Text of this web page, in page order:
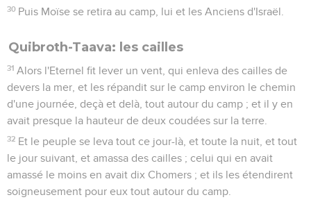
30 Puis Moïse se retira au camp, lui et les Anciens d'Israël.
Quibroth-Taava: les cailles
31 Alors l'Eternel fit lever un vent, qui enleva des cailles de
devers la mer, et les répandit sur le camp environ le chemin
d'une journée, deçà et delà, tout autour du camp ; et il y en
avait presque la hauteur de deux coudées sur la terre.
32 Et le peuple se leva tout ce jour-là, et toute la nuit, et tout
le jour suivant, et amassa des cailles ; celui qui en avait
amassé le moins en avait dix Chomers ; et ils les étendirent
soigneusement pour eux tout autour du camp.